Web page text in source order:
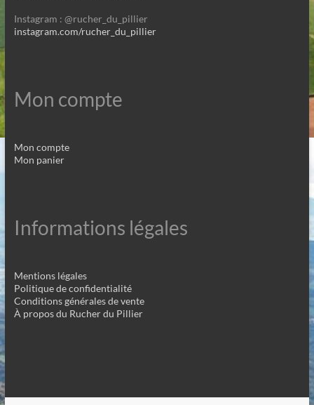
Instagram : @rucher_du_pillier
instagram.com/rucher_du_pillier
Mon compte
Mon compte
Mon panier
Informations légales
Mentions légales
Politique de confidentialité
Conditions générales de vente
À propos du Rucher du Pillier